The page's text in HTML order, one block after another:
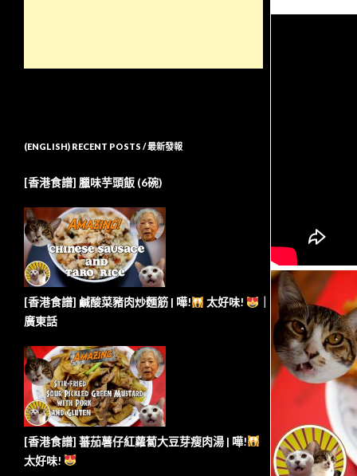
(ENGLISH) RECENT POSTS / 最新發報
[香港食譜] 臘味芋頭飯 (6碗)
[香港食譜] 鹹酸菜豬肉炒麵筋 | 嘩! 太好味!
廣東話
[香港食譜] 蕃茄薯仔紅蘿蔔大豆芽瘦肉湯 | 嘩!
太好味!